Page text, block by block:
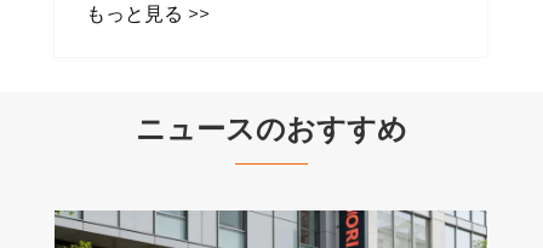
もっと見る >>
ニュースのおすすめ